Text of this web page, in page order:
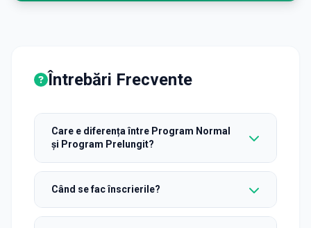
Întrebări Frecvente
Care e diferența între Program Normal
și Program Prelungit?
Când se fac înscrierile?